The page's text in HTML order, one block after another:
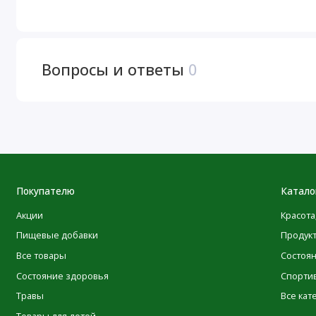
Бета-аланин
AlphaSize® Альфа ГПХ
Вопросы и ответы 0
Покупателю
Акции
Пищевые добавки
Все товары
Состояние здоровья
Травы
Все